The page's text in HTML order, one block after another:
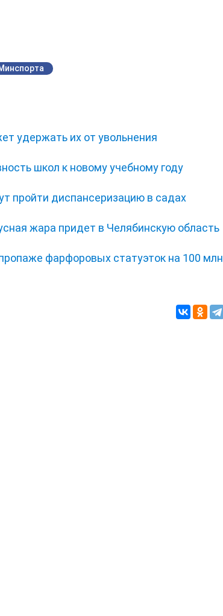
удержать их от увольнения
школ к новому учебному году
пройти диспансеризацию в садах
жара придет в Челябинскую область
фарфоровых статуэток на 100 млн